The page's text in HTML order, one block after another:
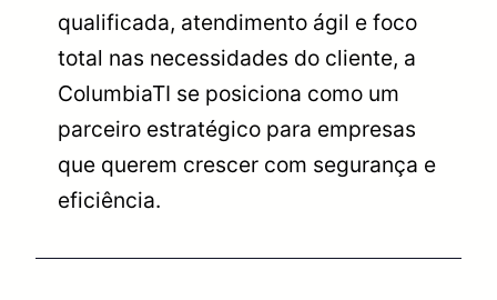
qualificada, atendimento ágil e foco
total nas necessidades do cliente, a
ColumbiaTI se posiciona como um
parceiro estratégico para empresas
que querem crescer com segurança e
eficiência.